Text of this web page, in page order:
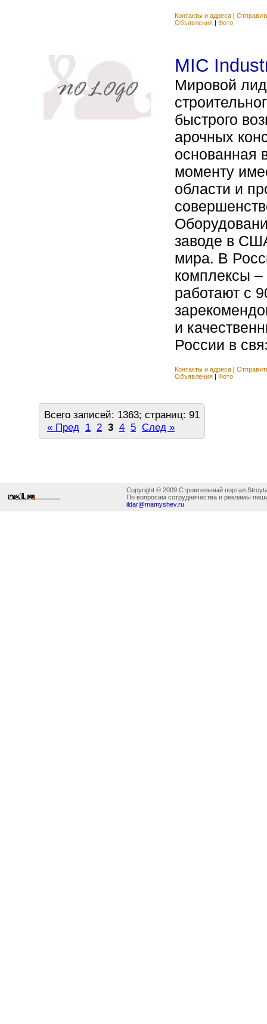
Контакты и адреса |
Объявления | Фото
MIC
Мировой
быстрого
арочных
основанная
моменту
области и
заводе в
мира. В
комплексы –
работают с
и
России в
Контакты и адреса
Объявления
Фото
Всего записей: 1363; страниц: 91
« Пред 1 2 3 4 5 След »
Copyright © 2009 Строительный портал
По вопросам сотрудничества и рекламы
ildar@mamyshev.ru